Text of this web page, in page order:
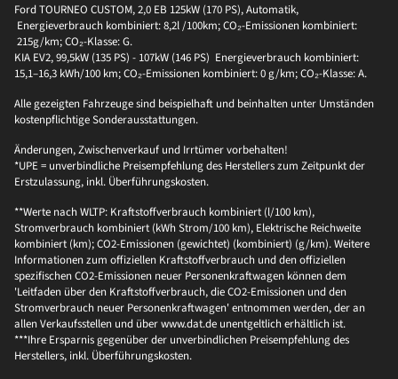
Ford TOURNEO CUSTOM, 2,0 EB 125kW (170 PS), Automatik,
Energieverbrauch kombiniert: 8,2l /100km; CO₂-Emissionen kombiniert:
215g/km; CO₂-Klasse: G.
KIA EV2, 99,5kW (135 PS) - 107kW (146 PS) Energieverbrauch kombiniert:
15,1–16,3 kWh/100 km; CO₂-Emissionen kombiniert: 0 g/km; CO₂-Klasse: A.
Alle gezeigten Fahrzeuge sind beispielhaft und beinhalten unter Umständen
kostenpflichtige Sonderausstattungen.
Änderungen, Zwischenverkauf und Irrtümer vorbehalten!
*UPE = unverbindliche Preisempfehlung des Herstellers zum Zeitpunkt der
Erstzulassung, inkl. Überführungskosten.
**Werte nach WLTP: Kraftstoffverbrauch kombiniert (l/100 km),
Stromverbrauch kombiniert (kWh Strom/100 km), Elektrische Reichweite
kombiniert (km); CO2-Emissionen (gewichtet) (kombiniert) (g/km). Weitere
Informationen zum offiziellen Kraftstoffverbrauch und den offiziellen
spezifischen CO2-Emissionen neuer Personenkraftwagen können dem
'Leitfaden über den Kraftstoffverbrauch, die CO2-Emissionen und den
Stromverbrauch neuer Personenkraftwagen' entnommen werden, der an
allen Verkaufsstellen und über www.dat.de unentgeltlich erhältlich ist.
***Ihre Ersparnis gegenüber der unverbindlichen Preisempfehlung des
Herstellers, inkl. Überführungskosten.